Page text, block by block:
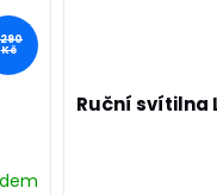
290
Kč
Ruční svítilna